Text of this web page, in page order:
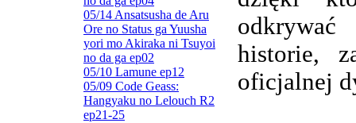
05/14 Ansatsusha de Aru
Ore no Status ga Yuusha
yori mo Akiraka ni Tsuyoi
no da ga ep02
05/10 Lamune ep12
05/09 Code Geass:
Hangyaku no Lelouch R2
ep21-25
historie,
oficjalnej